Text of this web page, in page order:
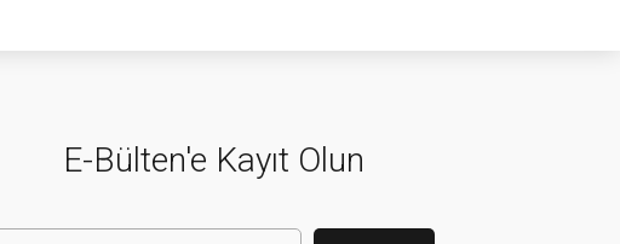
E-Bülten'e Kayıt Olun